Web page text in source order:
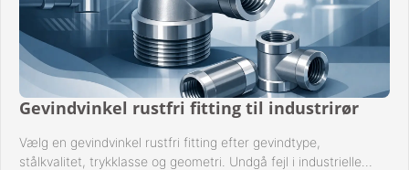
Gevindvinkel rustfri fitting til industrirør
Vælg en gevindvinkel rustfri fitting efter gevindtype,
stålkvalitet, trykklasse og geometri. Undgå fejl i industrielle